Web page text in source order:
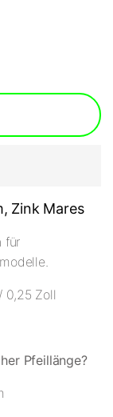
Zink Mares
für
0,25 Zoll
Pfeillänge?